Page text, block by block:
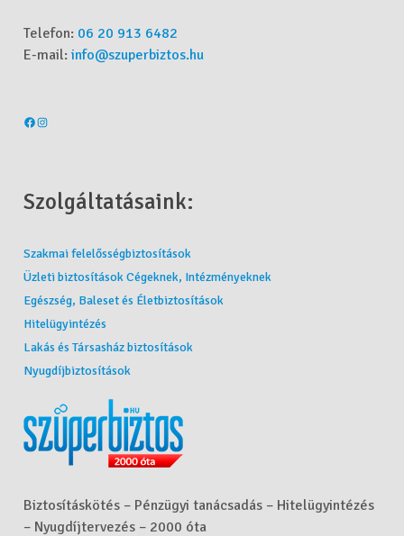
Telefon: 06 20 913 6482
E-mail:info@szuperbiztos.hu
Szolgáltatásaink:
Szakmai felelősségbiztosítások
Üzleti biztosítások Cégeknek, Intézményeknek
Egészség, Baleset és Életbiztosítások
Hitelügyintézés
Lakás és Társasház biztosítások
Nyugdíjbiztosítások
Biztosításkötés – Pénzügyi tanácsadás – Hitelügyintézés
– Nyugdíjtervezés – 2000 óta